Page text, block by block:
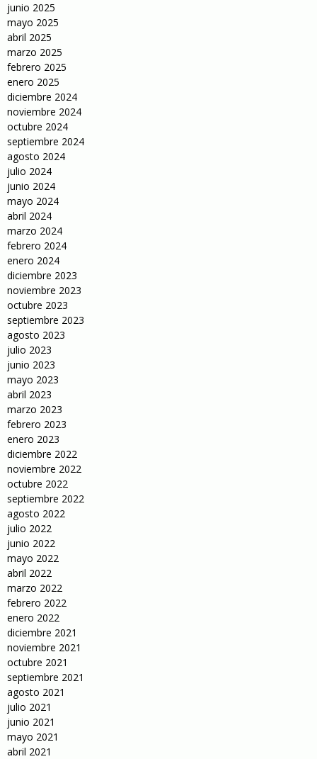
junio 2025
mayo 2025
abril 2025
marzo 2025
febrero 2025
enero 2025
diciembre 2024
noviembre 2024
octubre 2024
septiembre 2024
agosto 2024
julio 2024
junio 2024
mayo 2024
abril 2024
marzo 2024
febrero 2024
enero 2024
diciembre 2023
noviembre 2023
octubre 2023
septiembre 2023
agosto 2023
julio 2023
junio 2023
mayo 2023
abril 2023
marzo 2023
febrero 2023
enero 2023
diciembre 2022
noviembre 2022
octubre 2022
septiembre 2022
agosto 2022
julio 2022
junio 2022
mayo 2022
abril 2022
marzo 2022
febrero 2022
enero 2022
diciembre 2021
noviembre 2021
octubre 2021
septiembre 2021
agosto 2021
julio 2021
junio 2021
mayo 2021
abril 2021